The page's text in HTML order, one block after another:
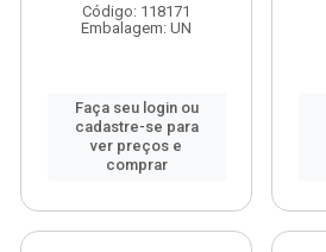
Código: 118171
Embalagem: UN
Faça seu login ou
cadastre-se para
ver preços e
comprar